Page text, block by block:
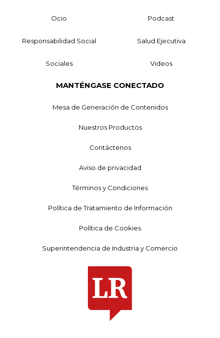
Ocio Podcast
Responsabilidad Social Salud Ejecutiva
Sociales Videos
MANTÉNGASE CONECTADO
Mesa de Generación de Contenidos
Nuestros Productos
Contáctenos
Aviso de privacidad
Términos y Condiciones
Política de Tratamiento de Información
Política de Cookies
Superintendencia de Industria y Comercio